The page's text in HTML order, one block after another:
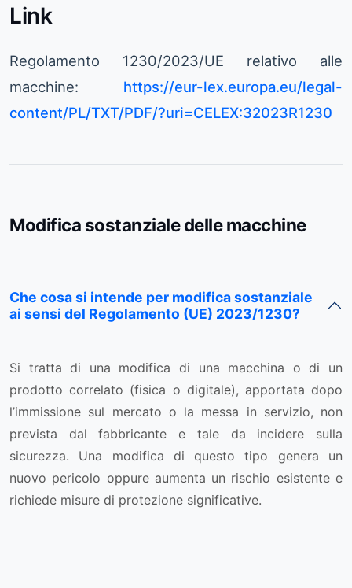
Link
Regolamento 1230/2023/UE relativo alle
macchine: https://eur-lex.europa.eu/legal-
content/PL/TXT/PDF/?uri=CELEX:32023R1230
Modifica sostanziale delle macchine
Che cosa si intende per modifica sostanziale
ai sensi del Regolamento (UE) 2023/1230?
Si tratta di una modifica di una macchina o di un
prodotto correlato (fisica o digitale), apportata dopo
l’immissione sul mercato o la messa in servizio, non
prevista dal fabbricante e tale da incidere sulla
sicurezza. Una modifica di questo tipo genera un
nuovo pericolo oppure aumenta un rischio esistente e
richiede misure di protezione significative.